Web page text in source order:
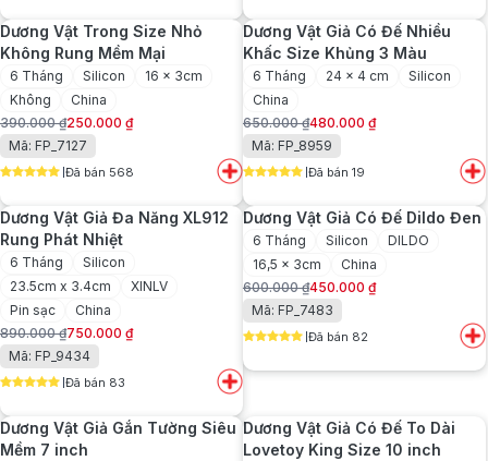
850.000 ₫.
là:
650.000 ₫.
1.080.000 ₫.
là:
860.000 ₫.
Dương Vật Trong Size Nhỏ
Không Rung Mềm Mại
6 Tháng Silicon
16 x 3cm
Không
China
390.000₫
Giá
gốc
là:
390.000 ₫.
250.000 ₫
Giá
hiện
tại
là:
250.000 ₫.
Mã: FP_7127
Đã bán 568
Dương Vật Giả Có Đế Nhiều
Khấc Size Khủng 3 Màu
6 Tháng 24 x 4 cm
Silicon
China
650.000₫
Giá
gốc
là:
650.000 ₫.
480.000 ₫
Giá
hiện
tại
là:
480.000 ₫.
Mã: FP_8959
Đã bán 19
Dương Vật Giả Đa Năng XL912
Rung Phát Nhiệt
6 Tháng
Silicon
23.5cm x 3.4cm
XINLV
Pin sạc
China
890.000₫
Giá
gốc
là:
890.000 ₫.
750.000 ₫
Giá
hiện
tại
là:
750.000 ₫.
Mã: FP_9434
Đã bán 83
Dương Vật Giả Có Đế Dildo Đen
6 Tháng Silicon
DILDO
16,5 x 3cm
China
600.000₫
Giá
gốc
là:
600.000 ₫.
450.000 ₫
Giá
hiện
tại
là:
450.000 ₫.
Mã: FP_7483
Đã bán 82
Dương Vật Giả Gắn Tường Siêu
Mềm 7 inch
Dương Vật Giả Có Đế To Dài
Lovetoy King Size 10 inch